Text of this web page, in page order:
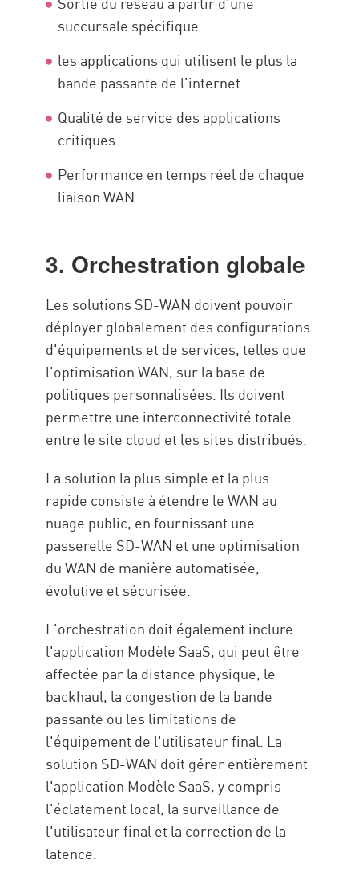
succursale spécifique
les applications qui utilisent le plus la
bande passante de l'internet
Qualité de service des applications
critiques
Performance en temps réel de chaque
liaison WAN
3. Orchestration globale
Les solutions SD-WAN doivent pouvoir
déployer globalement des configurations
d'équipements et de services, telles que
l'optimisation WAN, sur la base de
politiques personnalisées. Ils doivent
permettre une interconnectivité totale
entre le site cloud et les sites distribués.
La solution la plus simple et la plus
rapide consiste à étendre le WAN au
nuage public, en fournissant une
passerelle SD-WAN et une optimisation
du WAN de manière automatisée,
évolutive et sécurisée.
L'orchestration doit également inclure
l'application Modèle SaaS, qui peut être
affectée par la distance physique, le
backhaul, la congestion de la bande
passante ou les limitations de
l'équipement de l'utilisateur final. La
solution SD-WAN doit gérer entièrement
l'application Modèle SaaS, y compris
l'éclatement local, la surveillance de
l'utilisateur final et la correction de la
latence.